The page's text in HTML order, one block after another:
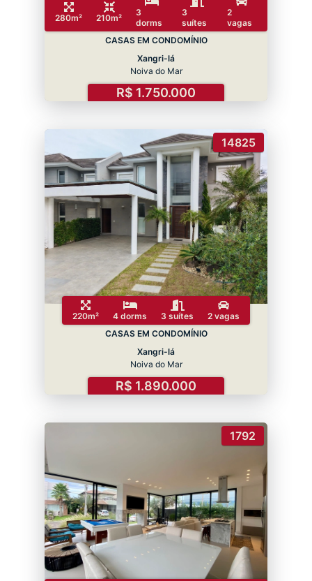
280m² 210m²
3
dorms
3
suítes
2
vagas
CASAS EM CONDOMÍNIO
Xangri-lá
Noiva do Mar
R$ 1.750.000
14825
220m² 4 dorms 3 suítes
2 vagas
CASAS EM CONDOMÍNIO
Xangri-lá
Noiva do Mar
R$ 1.890.000
1792